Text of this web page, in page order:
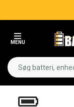
MENU